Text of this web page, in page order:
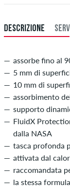
DESCRIZIONE
assorbe fino al
5 mm di
10 mm di
assorbimento
supporto
FluidX
dalla NASA
tasca profonda
attivata dal
raccomandata
la stessa